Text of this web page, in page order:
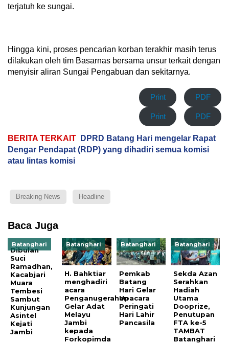
menyisir aliran Sungai Pengabuan dan sekitarnya.
Print
Print PDF
DPRD Batang Hari mengelar Rapat
Dengar Pendapat (RDP) yang dihadiri semua komisi
atau lintas komisi
Baca Juga
Batanghari
Dibulan
Ramadhan,
Kacabjari
Muara
Tembesi
Sambut
Kunjungan
Asintel
Kejati
Jambi
H. Bahktiar
menghadiri
acara
Penganugerahan
Gelar Adat
Melayu
Jambi
kepada
Forkopimda
Provinsi
Jambi
tahun 2026
Pemkab
Batang
Hari Gelar
Upacara
Peringati
Hari Lahir
Pancasila
Sekda Azan
Serahkan
Hadiah
Utama
Dooprize,
Penutupan
FTA ke-5
TAMBAT
Batanghari